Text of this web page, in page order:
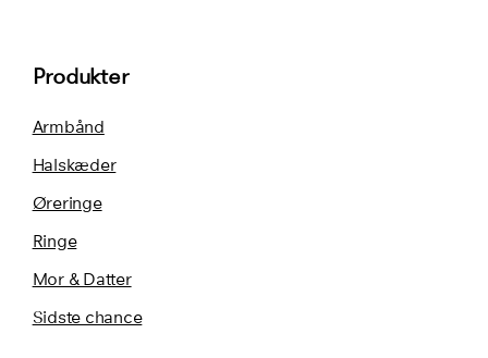
Produkter
Armbånd
Halskæder
Øreringe
Ringe
Mor & Datter
Sidste chance